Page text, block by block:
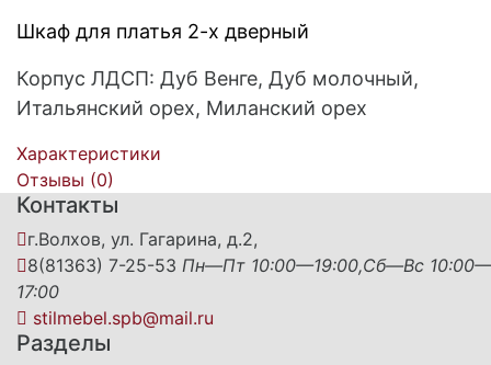
Шкаф для платья 2-х дверный
Корпус ЛДСП: Дуб Венге, Дуб молочный,
Итальянский орех, Миланский орех
Характеристики
Отзывы (0)
Контакты
г.Волхов, ул. Гагарина, д.2,
8(81363) 7-25-53 Пн—Пт 10:00—19:00,Сб—Вс 10:00—
17:00
stilmebel.spb@mail.ru
Разделы